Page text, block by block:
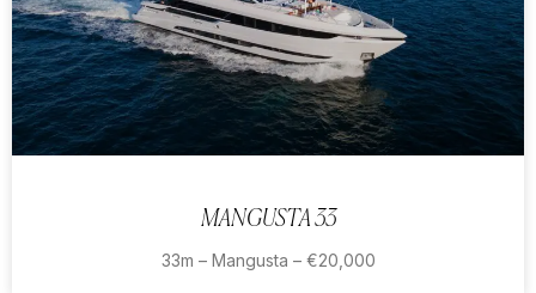
MANGUSTA 33
33m – Mangusta – €20,000